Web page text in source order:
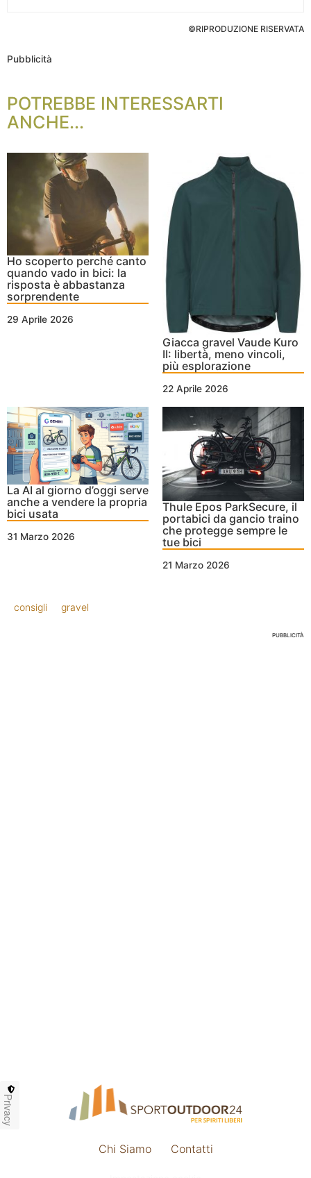
©RIPRODUZIONE RISERVATA
Pubblicità
POTREBBE INTERESSARTI
ANCHE...
Ho scoperto perché canto
quando vado in bici: la
risposta è abbastanza
sorprendente
29 Aprile 2026
Giacca gravel Vaude Kuro
II: libertà, meno vincoli,
più esplorazione
22 Aprile 2026
La AI al giorno d’oggi serve
anche a vendere la propria
bici usata
31 Marzo 2026
Thule Epos ParkSecure, il
portabici da gancio traino
che protegge sempre le
tue bici
21 Marzo 2026
consigli gravel
PUBBLICITÀ
Chi Siamo Contatti
Privacy